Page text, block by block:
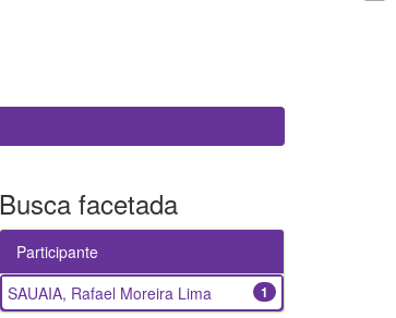
Busca facetada
Participante
1
SAUAIA, Rafael Moreira Lima